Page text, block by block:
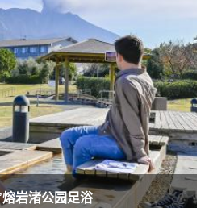
熔岩渚公园足浴